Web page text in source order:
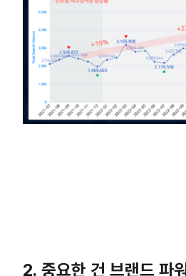
2. 중요한 건 브랜드 파워